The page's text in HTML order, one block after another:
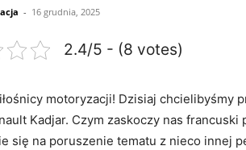
- 16 grudnia, 2025
2.4/5 - (8 votes)
motoryzacji! Dzisiaj​
Kadjar.⁢ Czym zaskoczy nas
się na ‍poruszenie tematu⁤ z nieco ⁤innej